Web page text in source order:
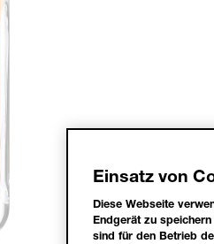
Einsatz von
Diese Webseite
Endgerät zu
sind für den Betrieb